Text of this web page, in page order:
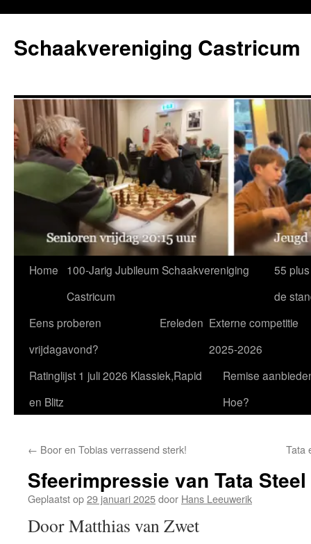
de
inhoud
Schaakvereniging Castricum
Home
100-Jarig Jubileum Schaakvereniging
Castricum
55
de
Eens proberen
vrijdagavond?
Ereleden Externe competitie
2025-2026
Ratinglijst 1 juli 2026 Klassiek,Rapid
en Blitz
Remise
Hoe?
← Boor en Tobias verrassend sterk! Tata
Sfeerimpressie van Tata
Geplaatst op29 januari 2025door Hans Leeuwerik
Door Matthias van Zwet